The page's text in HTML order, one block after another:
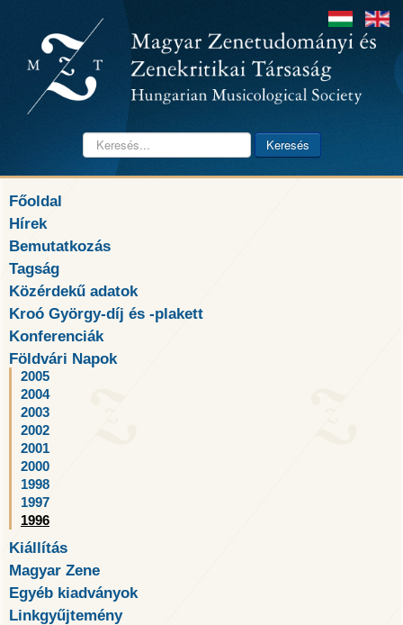
Keresés... Keresés
Főoldal
Hírek
Bemutatkozás
Tagság
Közérdekű adatok
Kroó György-díj és -plakett
Konferenciák
Földvári Napok
2005
2004
2003
2002
2001
2000
1998
1997
1996
Kiállítás
Magyar Zene
Egyéb kiadványok
Linkgyűjtemény